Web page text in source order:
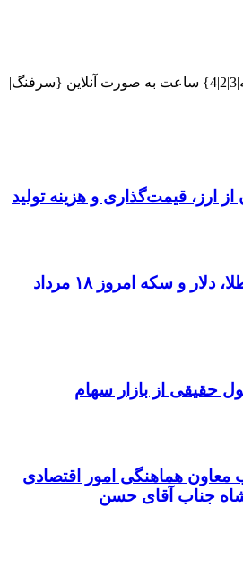
{ امروز بیش از {سه|3|2|4} ساعت به صورت آنلاین {سرفنگ|
ارز، قیمت‌گذاری و هزینه تولید
پیش‌بینی قیمت طلا، دلار و سکه امروز ۱۸ مرداد
معاون هماهنگی امور اقتصادی
جناب آقای حسن